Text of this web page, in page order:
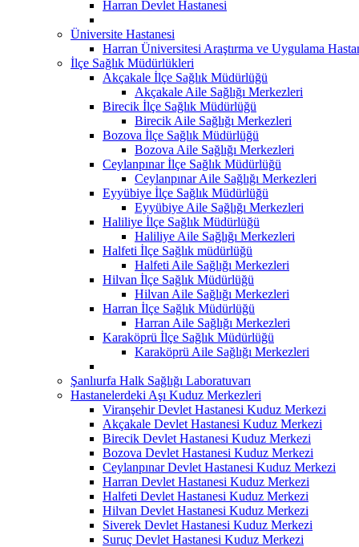
Harran Devlet Hastanesi
Üniversite Hastanesi
Harran Üniversitesi Araştırma ve Uygulama
İlçe Sağlık Müdürlükleri
Akçakale İlçe Sağlık Müdürlüğü
Akçakale Aile Sağlığı Merkezleri
Birecik İlçe Sağlık Müdürlüğü
Birecik Aile Sağlığı Merkezleri
Bozova İlçe Sağlık Müdürlüğü
Bozova Aile Sağlığı Merkezleri
Ceylanpınar İlçe Sağlık Müdürlüğü
Ceylanpınar Aile Sağlığı Merkezleri
Eyyübiye İlçe Sağlık Müdürlüğü
Eyyübiye Aile Sağlığı Merkezleri
Haliliye İlçe Sağlık Müdürlüğü
Haliliye Aile Sağlığı Merkezleri
Halfeti İlçe Sağlık müdürlüğü
Halfeti Aile Sağlığı Merkezleri
Hilvan İlçe Sağlık Müdürlüğü
Hilvan Aile Sağlığı Merkezleri
Harran İlçe Sağlık Müdürlüğü
Harran Aile Sağlığı Merkezleri
Karaköprü İlçe Sağlık Müdürlüğü
Karaköprü Aile Sağlığı Merkezleri
Şanlıurfa Halk Sağlığı Laboratuvarı
Hastanelerdeki Aşı Kuduz Merkezleri
Viranşehir Devlet Hastanesi Kuduz Merkezi
Akçakale Devlet Hastanesi Kuduz Merkezi
Birecik Devlet Hastanesi Kuduz Merkezi
Bozova Devlet Hastanesi Kuduz Merkezi
Ceylanpınar Devlet Hastanesi Kuduz Merkezi
Harran Devlet Hastanesi Kuduz Merkezi
Halfeti Devlet Hastanesi Kuduz Merkezi
Hilvan Devlet Hastanesi Kuduz Merkezi
Siverek Devlet Hastanesi Kuduz Merkezi
Suruç Devlet Hastanesi Kuduz Merkezi